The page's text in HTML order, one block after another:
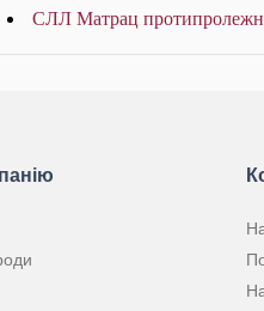
СЛЛ Матрац